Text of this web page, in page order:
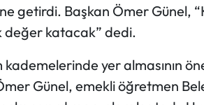
getirdi. Başkan Ömer Günel,
değer katacak” dedi.
kademelerinde yer almasının
Günel, emekli öğretmen